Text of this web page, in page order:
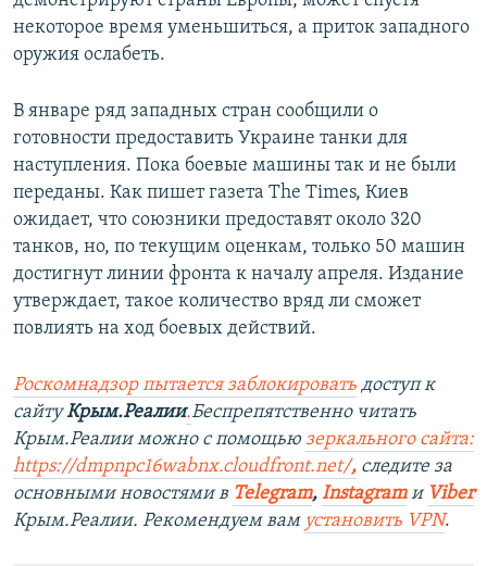
некоторое время уменьшиться, а приток западного
оружия ослабеть.
В январе ряд западных стран сообщили о
готовности предоставить Украине танки для
наступления. Пока боевые машины так и не были
переданы. Как пишет газета The Times, Киев
ожидает, что союзники предоставят около 320
танков, но, по текущим оценкам, только 50 машин
достигнут линии фронта к началу апреля. Издание
утверждает, такое количество вряд ли сможет
повлиять на ход боевых действий.
Роскомнадзор пытается заблокировать доступ к
сайтуКрым.Реалии.Беспрепятственно читать
Крым.Реалии можно с помощью зеркального сайта:
https://dmpnpc16wabnx.cloudfront.net/, следите за
основными новостями в Telegram, Instagramи Viber
Крым.Реалии. Рекомендуем вам установить VPN.